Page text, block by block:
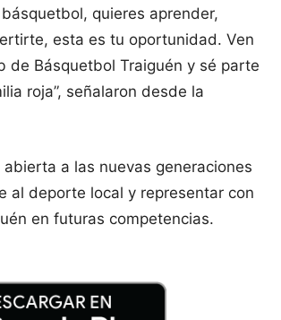
quieres aprender,
esta es tu oportunidad. Ven
de Básquetbol Traiguén y sé parte
roja”, señalaron desde la
a las nuevas generaciones
al deporte local y representar con
en futuras competencias.